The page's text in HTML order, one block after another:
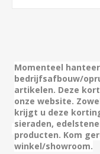
Momenteel
bedrijfsafbouw/
artikelen. Deze
onze website.
krijgt u deze
sieraden,
producten. Kom
winkel/showroom.